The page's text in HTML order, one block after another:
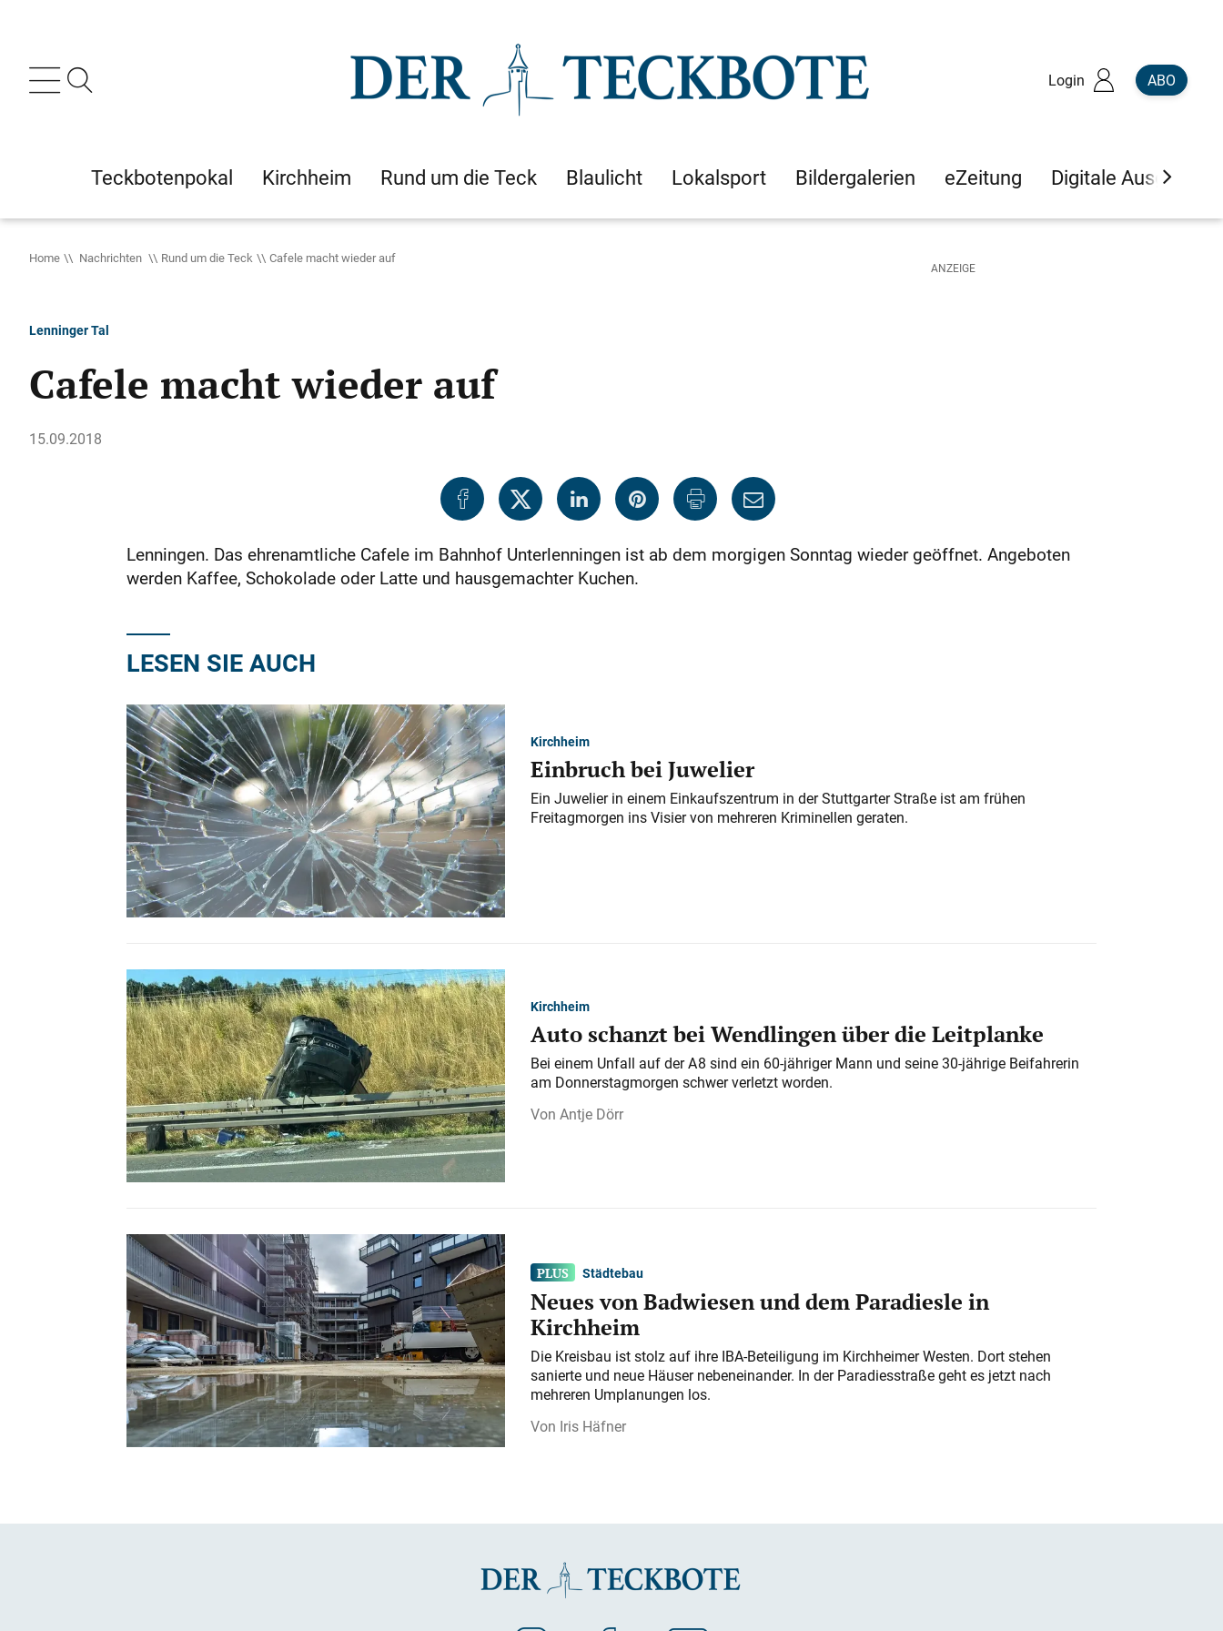
Login ABO
Teckbotenpokal Kirchheim Rund um die Teck Blaulicht Lokalsport Bildergalerien eZeitung Digitale Ausgaben
Home Nachrichten Rund um die Teck Cafele macht wieder auf
Lenninger Tal
Cafele macht wieder auf
15.09.2018
Lenningen. Das ehrenamtliche Cafele im Bahnhof Unterlenningen ist ab dem morgigen Sonntag wieder geöffnet. Angeboten
werden Kaffee, Schokolade oder Latte und hausgemachter Kuchen.
LESEN SIE AUCH
Kirchheim
Einbruch bei Juwelier
Ein Juwelier in einem Einkaufszentrum in der Stuttgarter Straße ist am frühen
Freitagmorgen ins Visier von mehreren Kriminellen geraten.
Kirchheim
Auto schanzt bei Wendlingen über die Leitplanke
Bei einem Unfall auf der A 8 sind ein 60-jähriger Mann und seine 30-jährige Beifahrerin
am Donnerstagmorgen schwer verletzt worden.
Antje Dörr
Städtebau
Neues von Badwiesen und dem Paradiesle in
Kirchheim
Die Kreisbau ist stolz auf ihre IBA-Beteiligung im Kirchheimer Westen. Dort stehen
sanierte und neue Häuser nebeneinander. In der Paradiesstraße geht es jetzt nach
mehreren Umplanungen los.
Iris Häfner